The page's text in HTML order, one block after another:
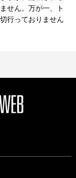
せん。万が一、ト
行っておりません